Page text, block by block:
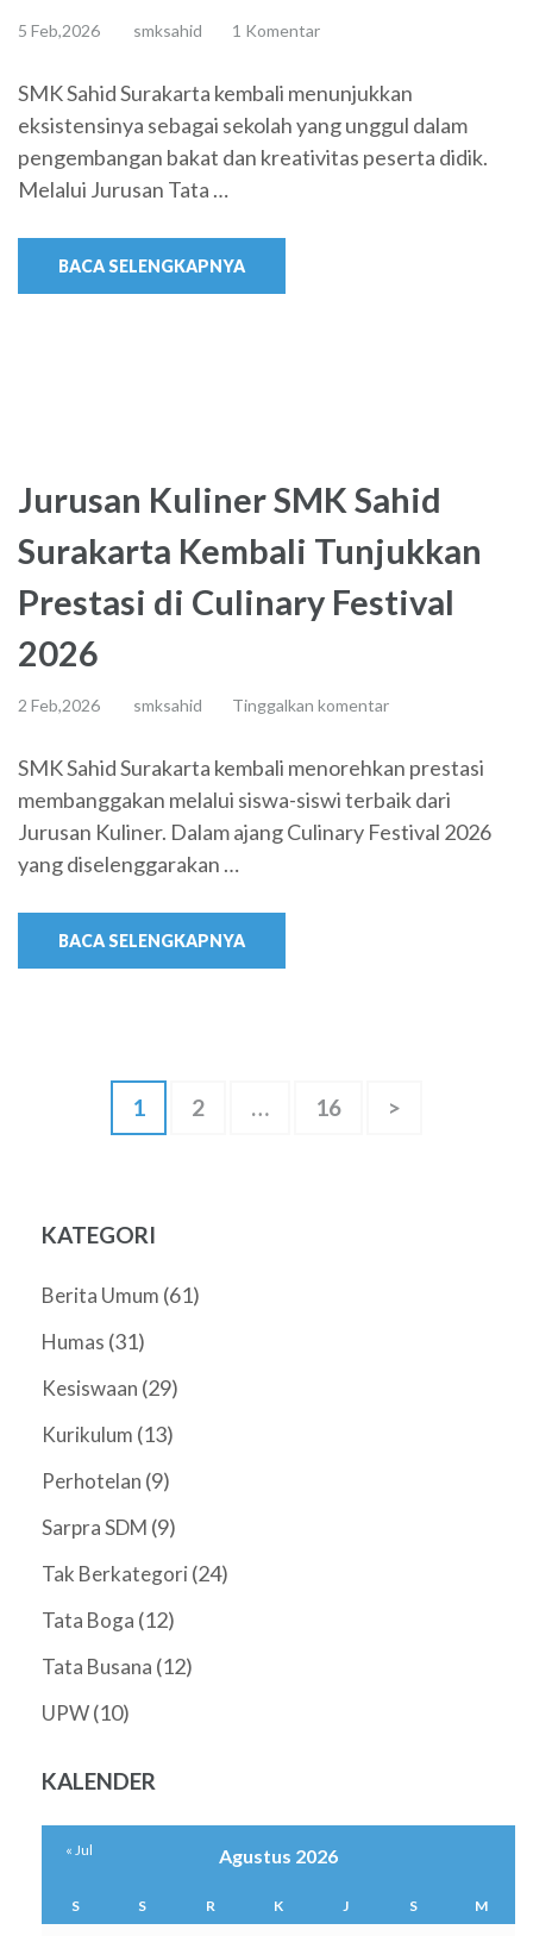
5 Feb,2026 smksahid 1 Komentar
SMK Sahid Surakarta kembali menunjukkan
eksistensinya sebagai sekolah yang unggul dalam
pengembangan bakat dan kreativitas peserta didik.
Melalui Jurusan Tata …
BACA SELENGKAPNYA
Jurusan Kuliner SMK Sahid
Surakarta Kembali Tunjukkan
Prestasi di Culinary Festival
2026
2 Feb,2026 smksahid Tinggalkan komentar
SMK Sahid Surakarta kembali menorehkan prestasi
membanggakan melalui siswa-siswi terbaik dari
Jurusan Kuliner. Dalam ajang Culinary Festival 2026
yang diselenggarakan …
BACA SELENGKAPNYA
PaginasiHalaman
1 Halaman
2 … Halaman
16 >
KATEGORI
Berita Umum (61)
Humas (31)
Kesiswaan (29)
Kurikulum (13)
Perhotelan (9)
Sarpra SDM (9)
Tak Berkategori (24)
Tata Boga (12)
Tata Busana (12)
UPW(10)
KALENDER
Agustus 2026
S S R K J S M
« Jul